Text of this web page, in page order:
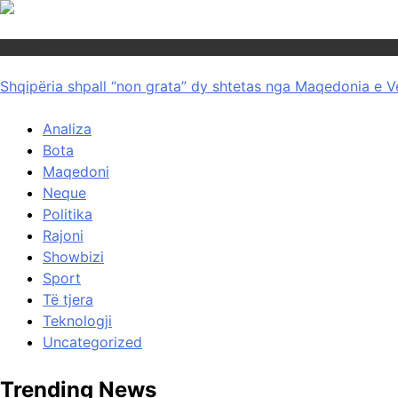
Shqipëria shpall “non grata” dy shtetas nga Maqedonia e
Analiza
Bota
Maqedoni
Neque
Politika
Rajoni
Showbizi
Sport
Të tjera
Teknologji
Uncategorized
Trending News